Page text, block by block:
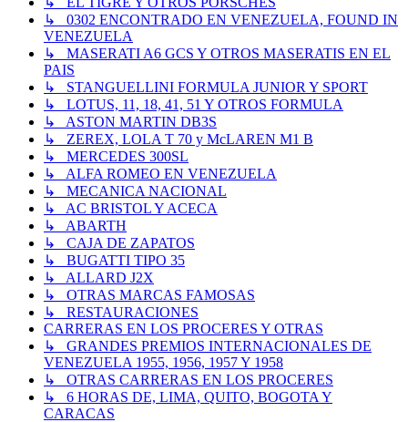
↳ 0302 ENCONTRADO EN VENEZUELA, FOUND IN
VENEZUELA
↳ MASERATI A6 GCS Y OTROS MASERATIS EN EL
PAIS
↳ STANGUELLINI FORMULA JUNIOR Y SPORT
↳ LOTUS, 11, 18, 41, 51 Y OTROS FORMULA
↳ ASTON MARTIN DB3S
↳ ZEREX, LOLA T 70 y McLAREN M1 B
↳ MERCEDES 300SL
↳ ALFA ROMEO EN VENEZUELA
↳ MECANICA NACIONAL
↳ AC BRISTOL Y ACECA
↳ ABARTH
↳ CAJA DE ZAPATOS
↳ BUGATTI TIPO 35
↳ ALLARD J2X
↳ OTRAS MARCAS FAMOSAS
↳ RESTAURACIONES
CARRERAS EN LOS PROCERES Y OTRAS
↳ GRANDES PREMIOS INTERNACIONALES DE
VENEZUELA 1955, 1956, 1957 Y 1958
↳ OTRAS CARRERAS EN LOS PROCERES
↳ 6 HORAS DE, LIMA, QUITO, BOGOTA Y
CARACAS